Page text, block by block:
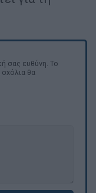
σας ευθύνη. Το
θα